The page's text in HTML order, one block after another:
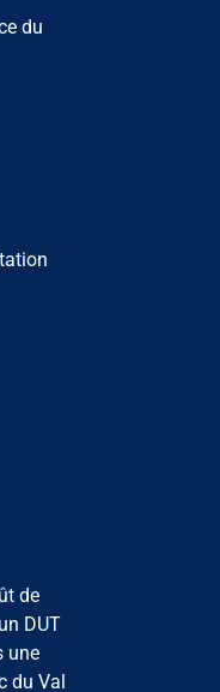
du
de
DUT
une
du Val